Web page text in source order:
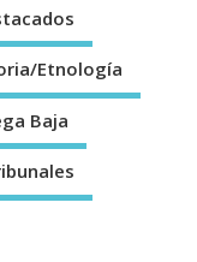
Etnología
Baja